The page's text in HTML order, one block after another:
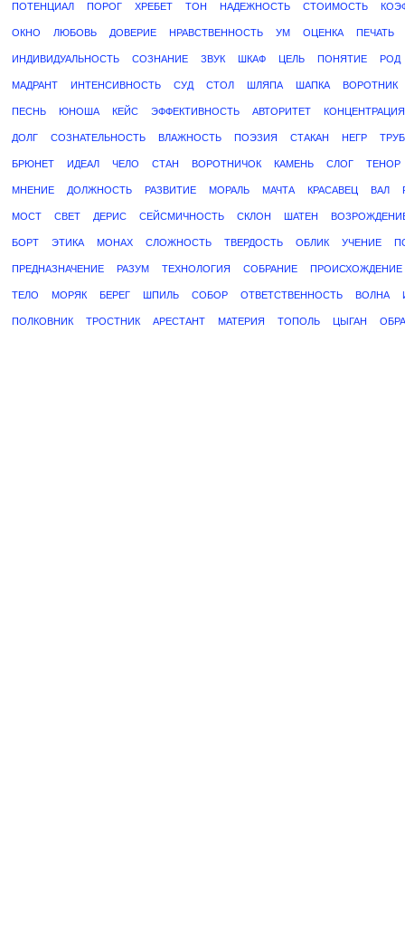
ПОТЕНЦИАЛ ПОРОГ ХРЕБЕТ ТОН НАДЕЖНОСТЬ СТОИМОСТЬ
ОКНО ЛЮБОВЬ ДОВЕРИЕ НРАВСТВЕННОСТЬ УМ ОЦЕНКА ПЕЧАТЬ
ИНДИВИДУАЛЬНОСТЬ СОЗНАНИЕ ЗВУК ШКАФ ЦЕЛЬ ПОНЯТИЕ РОД
МАДРАНТ ИНТЕНСИВНОСТЬ СУД СТОЛ ШЛЯПА ШАПКА ВОРОТНИК
ПЕСНЬ ЮНОША КЕЙС ЭФФЕКТИВНОСТЬ АВТОРИТЕТ КОНЦЕНТРАЦИЯ
ДОЛГ СОЗНАТЕЛЬНОСТЬ ВЛАЖНОСТЬ ПОЭЗИЯ СТАКАН НЕГР
БРЮНЕТ ИДЕАЛ ЧЕЛО СТАН ВОРОТНИЧОК КАМЕНЬ СЛОГ ТЕНОР
МНЕНИЕ ДОЛЖНОСТЬ РАЗВИТИЕ МОРАЛЬ МАЧТА КРАСАВЕЦ ВАЛ
МОСТ СВЕТ ДЕРИС СЕЙСМИЧНОСТЬ СКЛОН ШАТЕН
БОРТ ЭТИКА МОНАХ СЛОЖНОСТЬ ТВЕРДОСТЬ ОБЛИК УЧЕНИЕ
ПРЕДНАЗНАЧЕНИЕ РАЗУМ ТЕХНОЛОГИЯ СОБРАНИЕ ПРОИСХОЖДЕНИЕ
ТЕЛО МОРЯК БЕРЕГ ШПИЛЬ СОБОР ОТВЕТСТВЕННОСТЬ ВОЛНА
ПОЛКОВНИК ТРОСТНИК АРЕСТАНТ МАТЕРИЯ ТОПОЛЬ ЦЫГАН